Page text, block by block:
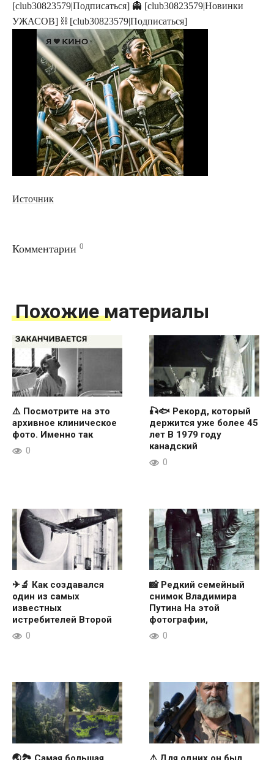
[club30823579|Подписаться] 👻 [club30823579|Новинки
УЖАСОВ] ⛓️ [club30823579|Подписаться]
Источник
Комментарии 0
Похожие материалы
⚠️ Посмотрите на это
архивное клиническое
фото. Именно так
0
🎣🐟 Рекорд, который
держится уже более 45
лет В 1979 году
канадский
0
✈🔬 Как создавался
один из самых
известных
истребителей Второй
0
📸 Редкий семейный
снимок Владимира
Путина На этой
фотографии,
0